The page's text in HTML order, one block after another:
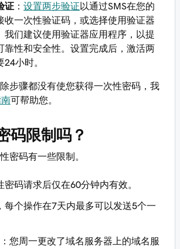
证 ： 设置两步验证 以通过SMS在您的
收一次性验证码，或选择使用验证器
我们建议使用验证器应用程序，以提
靠性和安全性。设置完成后，激活两
小时。
步骤都没有使您获得一次性密码，我
可帮助您。
码限制吗？
密码有一些限制。
密码请求后仅在60分钟内有效。
每个操作在7天内最多可以发送5个一
：您周一更改了域名服务器上的域名服